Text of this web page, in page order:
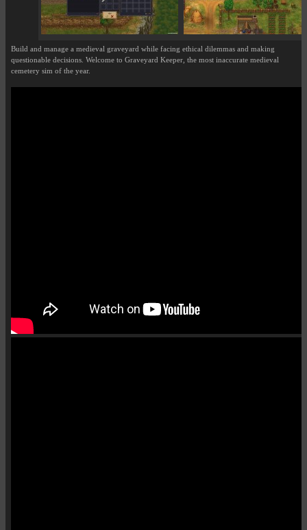
Build and manage a medieval graveyard while facing ethical dilemmas and making
questionable decisions. Welcome to Graveyard Keeper, the most inaccurate medieval
cemetery sim of the year.